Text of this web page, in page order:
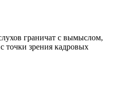
граничат с вымыслом,
точки зрения кадровых